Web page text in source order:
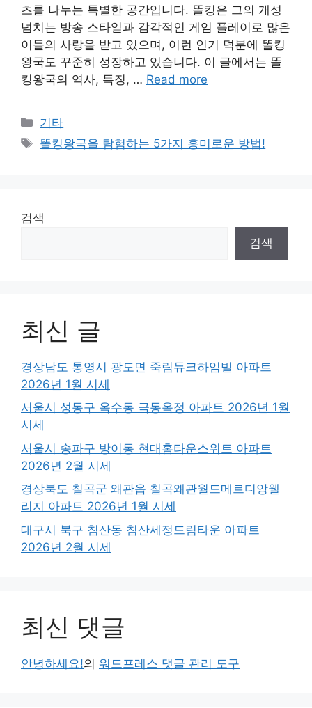
츠를 나누는 특별한 공간입니다. 똘킹은 그의 개성
넘치는 방송 스타일과 감각적인 게임 플레이로 많은
이들의 사랑을 받고 있으며, 이런 인기 덕분에 똘킹
왕국도 꾸준히 성장하고 있습니다. 이 글에서는 똘
킹왕국의 역사, 특징, … Read more
Categories
기타
Tags
똘킹왕국을 탐험하는 5가지 흥미로운 방법!
검색
검색
최신 글
경상남도 통영시 광도면 죽림듀크하임빌 아파트
2026년 1월 시세
서울시 성동구 옥수동 극동옥정 아파트 2026년 1월
시세
서울시 송파구 방이동 현대홈타운스위트 아파트
2026년 2월 시세
경상북도 칠곡군 왜관읍 칠곡왜관월드메르디앙웰
리지 아파트 2026년 1월 시세
대구시 북구 침산동 침산세정드림타운 아파트
2026년 2월 시세
최신 댓글
안녕하세요!의 워드프레스 댓글 관리 도구